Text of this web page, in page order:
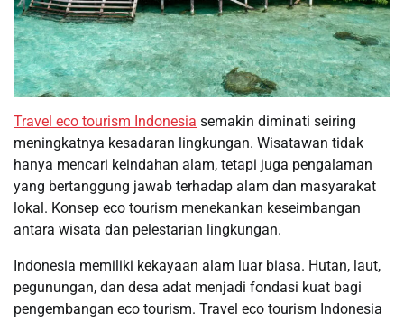
Travel eco tourism Indonesia semakin diminati seiring
meningkatnya kesadaran lingkungan. Wisatawan tidak
hanya mencari keindahan alam, tetapi juga pengalaman
yang bertanggung jawab terhadap alam dan masyarakat
lokal. Konsep eco tourism menekankan keseimbangan
antara wisata dan pelestarian lingkungan.
Indonesia memiliki kekayaan alam luar biasa. Hutan, laut,
pegunungan, dan desa adat menjadi fondasi kuat bagi
pengembangan eco tourism. Travel eco tourism Indonesia